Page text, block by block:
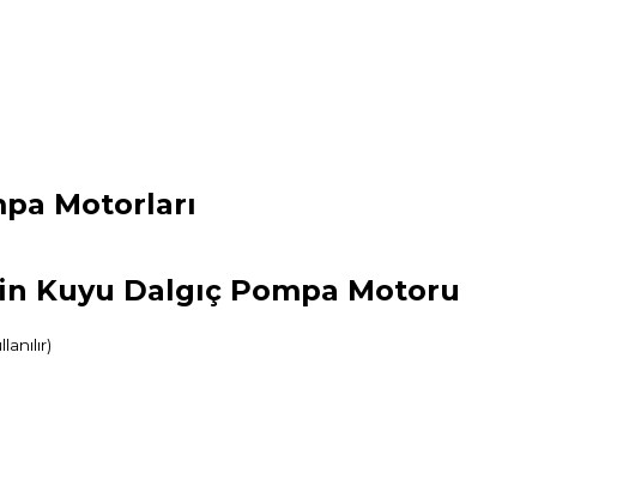
Motorları
Kuyu Dalgıç Pompa Motoru